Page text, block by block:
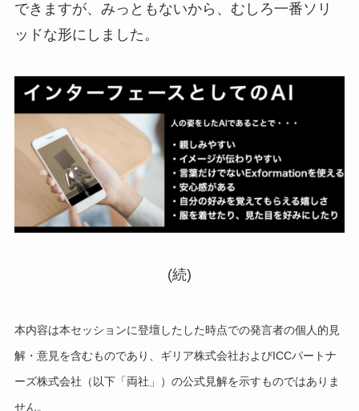
できますが、みっともないから、むしろ一番ソリ
ッドな形にしました。
(続)
本内容は本セッションに登壇したした時点での発言者の個人的見
解・意見を含むものであり、ギリア株式会社およびICCパートナ
ーズ株式会社（以下「両社」）の公式見解を示すものではありま
せん。